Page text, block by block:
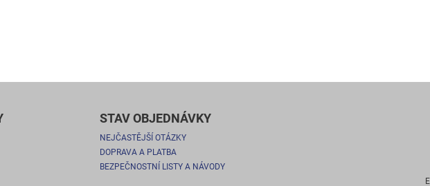
STAV OBJEDNÁVKY
NEJČASTĚJŠÍ OTÁZKY
DOPRAVA A PLATBA
BEZPEČNOSTNÍ LISTY A NÁVODY